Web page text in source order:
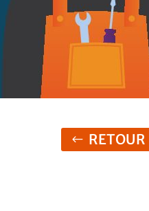
RETOUR